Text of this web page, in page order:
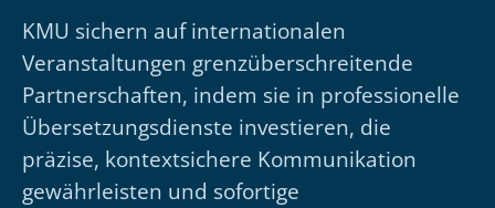
KMU sichern auf internationalen
Veranstaltungen grenzüberschreitende
Partnerschaften, indem sie in professionelle
Übersetzungsdienste investieren, die
präzise, kontextsichere Kommunikation
gewährleisten und sofortige